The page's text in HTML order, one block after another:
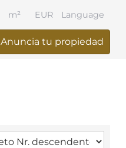
Language
Anuncia tu propiedad
EUR
m²